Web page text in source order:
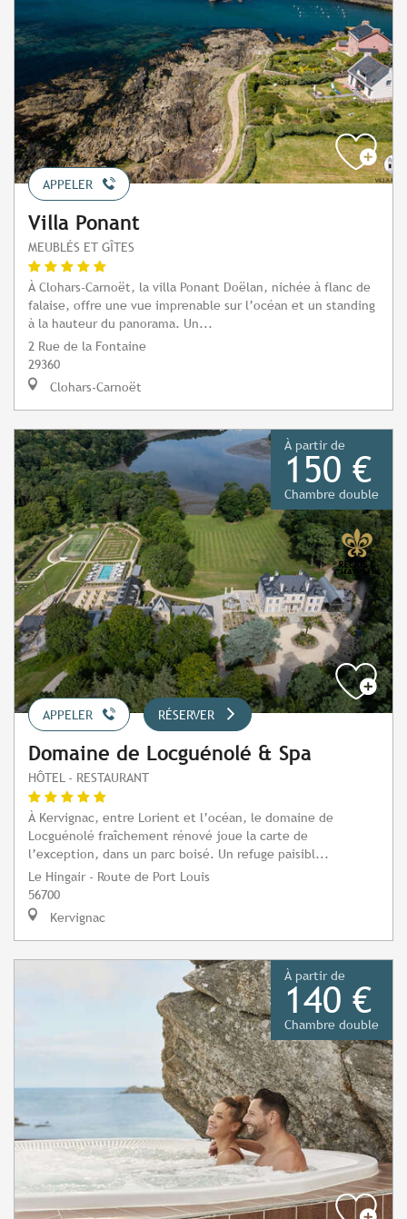
APPELER
Villa Ponant
MEUBLÉS ET GÎTES
À Clohars-Carnoët, la villa Ponant Doëlan, nichée à flanc de
falaise, offre une vue imprenable sur l’océan et un standing
à la hauteur du panorama. Un...
2 Rue de la Fontaine
29360
Clohars-Carnoët
À partir de
150 €
Chambre double
APPELER RÉSERVER
Domaine de Locguénolé & Spa
HÔTEL - RESTAURANT
À Kervignac, entre Lorient et l’océan, le domaine de
Locguénolé fraîchement rénové joue la carte de
l’exception, dans un parc boisé. Un refuge paisibl...
Le Hingair - Route de Port Louis
56700
Kervignac
À partir de
140 €
Chambre double